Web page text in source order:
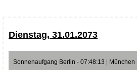
Dienstag, 31.01.2073
Sonnenaufgang Berlin - 07:48:13 | München